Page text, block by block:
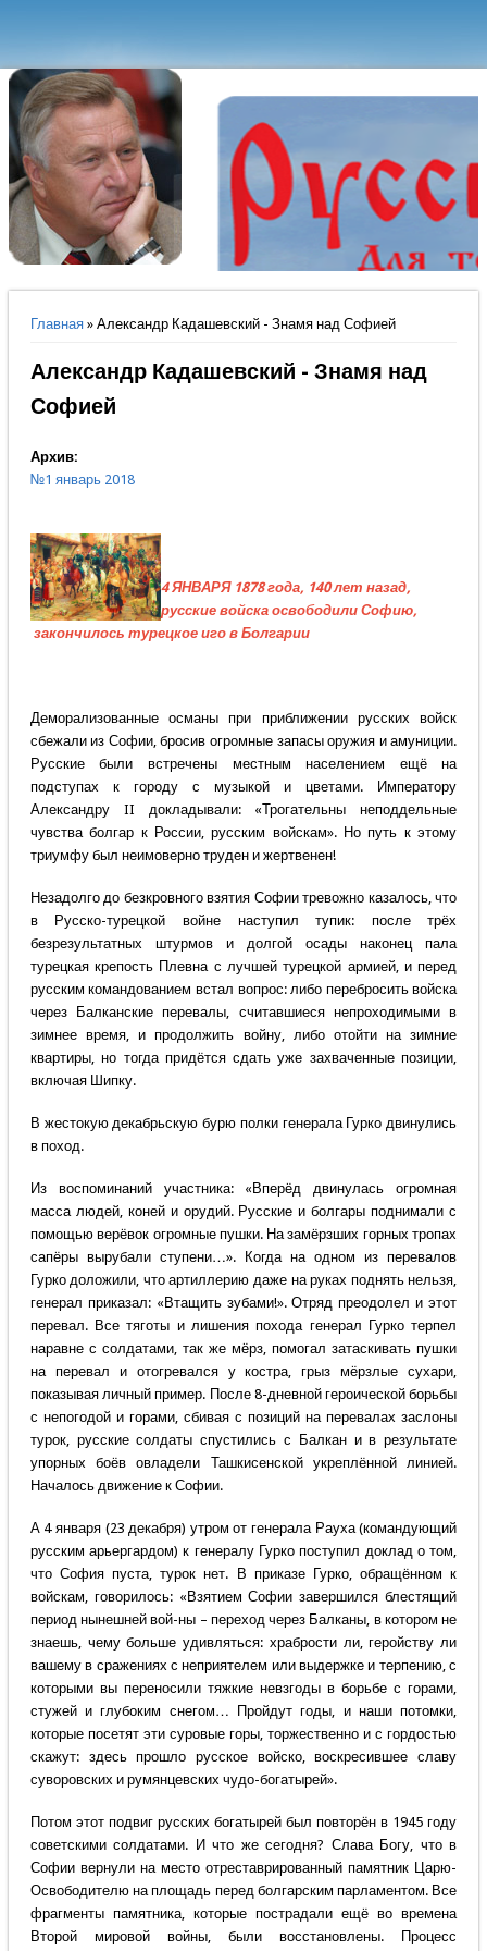
Вы здесь
Главная» Александр Кадашевский - Знамя над Софией
Александр Кадашевский - Знамя над
Софией
Архив:
№1 январь 2018
4 ЯНВАРЯ 1878 года, 140 лет назад,
русские войска освободили Софию,
закончилось турецкое иго в Болгарии
Деморализованные османы при приближении русских войск
сбежали из Софии, бросив огромные запасы оружия и амуниции.
Русские были встречены местным населением ещё на
подступах к городу с музыкой и цветами. Императору
Александру II докладывали: «Трогательны неподдельные
чувства болгар к России, русским войскам». Но путь к этому
триумфу был неимоверно труден и жертвенен!
Незадолго до безкровного взятия Софии тревожно казалось, что
в Русско-турецкой войне наступил тупик: после трёх
безрезультатных штурмов и долгой осады наконец пала
турецкая крепость Плевна с лучшей турецкой армией, и перед
русским командованием встал вопрос: либо перебросить войска
через Балканские перевалы, считавшиеся непроходимыми в
зимнее время, и продолжить войну, либо отойти на зимние
квартиры, но тогда придётся сдать уже захваченные позиции,
включая Шипку.
В жестокую декабрьскую бурю полки генерала Гурко двинулись
в поход.
Из воспоминаний участника: «Вперёд двинулась огромная
масса людей, коней и орудий. Русские и болгары поднимали с
помощью верёвок огромные пушки. На замёрзших горных тропах
сапёры вырубали ступени…». Когда на одном из перевалов
Гурко доложили, что артиллерию даже на руках поднять нельзя,
генерал приказал: «Втащить зубами!». Отряд преодолел и этот
перевал. Все тяготы и лишения похода генерал Гурко терпел
наравне с солдатами, так же мёрз, помогал затаскивать пушки
на перевал и отогревался у костра, грыз мёрзлые сухари,
показывая личный пример. После 8-дневной героической борьбы
с непогодой и горами, сбивая с позиций на перевалах заслоны
турок, русские солдаты спустились с Балкан и в результате
упорных боёв овладели Ташкисенской укреплённой линией.
Началось движение к Софии.
А 4 января (23 декабря) утром от генерала Рауха (командующий
русским арьергардом) к генералу Гурко поступил доклад о том,
что София пуста, турок нет. В приказе Гурко, обращённом к
войскам, говорилось: «Взятием Софии завершился блестящий
период нынешней вой-ны – переход через Балканы, в котором не
знаешь, чему больше удивляться: храбрости ли, геройству ли
вашему в сражениях с неприятелем или выдержке и терпению, с
которыми вы переносили тяжкие невзгоды в борьбе с горами,
стужей и глубоким снегом… Пройдут годы, и наши потомки,
которые посетят эти суровые горы, торжественно и с гордостью
скажут: здесь прошло русское войско, воскресившее славу
суворовских и румянцевских чудо-богатырей».
Потом этот подвиг русских богатырей был повторён в 1945 году
советскими солдатами. И что же сегодня? Слава Богу, что в
Софии вернули на место отреставрированный памятник Царю-
Освободителю на площадь перед болгарским парламентом. Все
фрагменты памятника, которые пострадали ещё во времена
Второй мировой войны, были восстановлены. Процесс